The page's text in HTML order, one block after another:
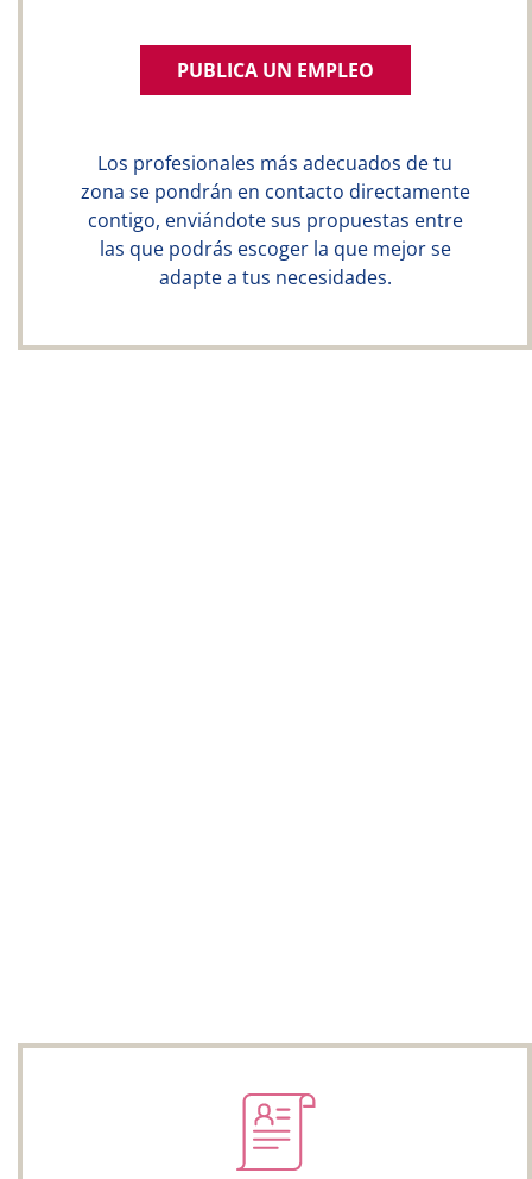
PUBLICA UN EMPLEO
Los profesionales más adecuados de tu
zona se pondrán en contacto directamente
contigo, enviándote sus propuestas entre
las que podrás escoger la que mejor se
adapte a tus necesidades.